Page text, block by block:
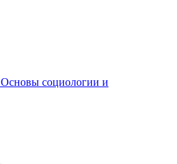
Основы социологии и